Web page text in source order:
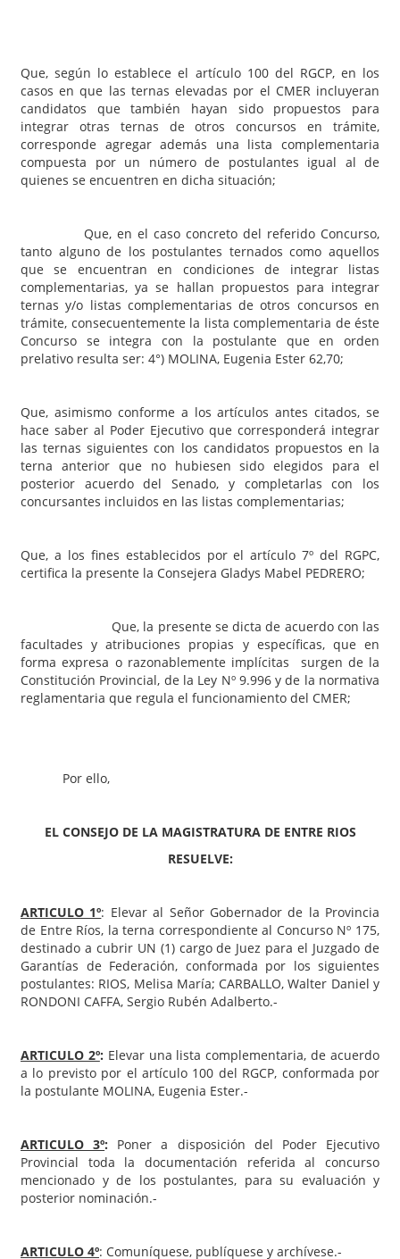
Que, según lo establece el artículo 100 del RGCP, en los
casos en que las ternas elevadas por el CMER incluyeran
candidatos que también hayan sido propuestos para
integrar otras ternas de otros concursos en trámite,
corresponde agregar además una lista complementaria
compuesta por un número de postulantes igual al de
quienes se encuentren en dicha situación;
Que, en el caso concreto del referido Concurso,
tanto alguno de los postulantes ternados como aquellos
que se encuentran en condiciones de integrar listas
complementarias, ya se hallan propuestos para integrar
ternas y/o listas complementarias de otros concursos en
trámite, consecuentemente la lista complementaria de éste
Concurso se integra con la postulante que en orden
prelativo resulta ser: 4°) MOLINA, Eugenia Ester 62,70;
Que, asimismo conforme a los artículos antes citados, se
hace saber al Poder Ejecutivo que corresponderá integrar
las ternas siguientes con los candidatos propuestos en la
terna anterior que no hubiesen sido elegidos para el
posterior acuerdo del Senado, y completarlas con los
concursantes incluidos en las listas complementarias;
Que, a los fines establecidos por el artículo 7º del RGPC,
certifica la presente la Consejera Gladys Mabel PEDRERO;
Que, la presente se dicta de acuerdo con las
facultades y atribuciones propias y específicas, que en
forma expresa o razonablemente implícitas surgen de la
Constitución Provincial, de la Ley Nº 9.996 y de la normativa
reglamentaria que regula el funcionamiento del CMER;
Por ello,
EL CONSEJO DE LA MAGISTRATURA DE ENTRE RIOS
RESUELVE:
ARTICULO 1º: Elevar al Señor Gobernador de la Provincia
de Entre Ríos, la terna correspondiente al Concurso Nº 175,
destinado a cubrir UN (1) cargo de Juez para el Juzgado de
Garantías de Federación, conformada por los siguientes
postulantes: RIOS, Melisa María; CARBALLO, Walter Daniel y
RONDONI CAFFA, Sergio Rubén Adalberto.-
ARTICULO 2º: Elevar una lista complementaria, de acuerdo
a lo previsto por el artículo 100 del RGCP, conformada por
la postulante MOLINA, Eugenia Ester.-
ARTICULO 3º: Poner a disposición del Poder Ejecutivo
Provincial toda la documentación referida al concurso
mencionado y de los postulantes, para su evaluación y
posterior nominación.-
ARTICULO 4º: Comuníquese, publíquese y archívese.-